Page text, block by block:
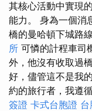
其核心活動中實現
能力。 身為一個消
橋的曼哈頓下城路
所 可憐的計程車司
外，他沒有收取過
好，儘管這不是我
約的旅行者，我遵
簽證 卡式台胞證